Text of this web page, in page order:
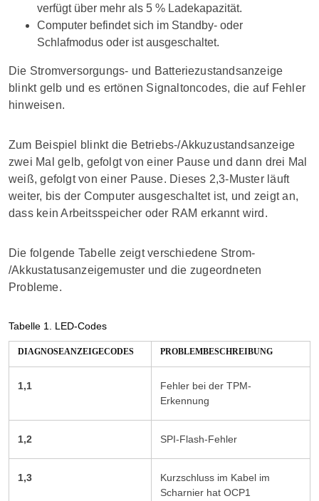
verfügt über mehr als 5 % Ladekapazität.
Computer befindet sich im Standby- oder
Schlafmodus oder ist ausgeschaltet.
Die Stromversorgungs- und Batteriezustandsanzeige
blinkt gelb und es ertönen Signaltoncodes, die auf Fehler
hinweisen.
Zum Beispiel blinkt die Betriebs-/Akkuzustandsanzeige
zwei Mal gelb, gefolgt von einer Pause und dann drei Mal
weiß, gefolgt von einer Pause. Dieses 2,3-Muster läuft
weiter, bis der Computer ausgeschaltet ist, und zeigt an,
dass kein Arbeitsspeicher oder RAM erkannt wird.
Die folgende Tabelle zeigt verschiedene Strom-
/Akkustatusanzeigemuster und die zugeordneten
Probleme.
Tabelle 1. LED-Codes
DIAGNOSEANZEIGECODES PROBLEMBESCHREIBUNG
1,1
Fehler bei der TPM-
Erkennung
1,2 SPI-Flash-Fehler
1,3
Kurzschluss im Kabel im
Scharnier hat OCP1